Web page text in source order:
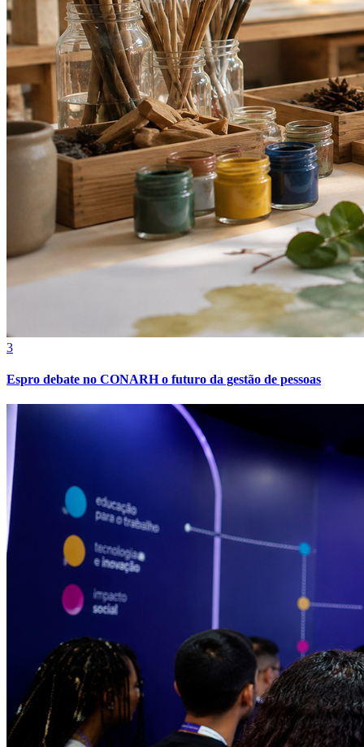
Atlético-MG
Cruzeiro
3
Espro debate no CONARH o futuro da gestão de pessoas